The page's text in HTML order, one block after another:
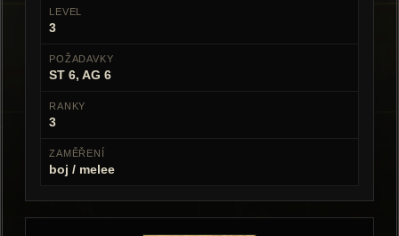
LEVEL
3
POŽADAVKY
ST 6, AG 6
RANKY
3
ZAMĚŘENÍ
boj / melee